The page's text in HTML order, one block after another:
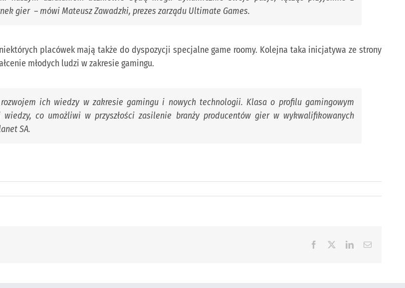
gier – mówi Mateusz Zawadzki, prezes zarządu Ultimate Games.
placówek mają także do dyspozycji specjalne game roomy. Kolejna taka inicjatywa ze strony
młodych ludzi w zakresie gamingu.
ich wiedzy w zakresie gamingu i nowych technologii. Klasa o profilu gamingowym
co umożliwi w przyszłości zasilenie branży producentów gier w wykwalifikowanych
SA.
Facebook LinkedInEmail